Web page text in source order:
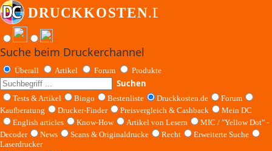
Suche beim Druckerchannel
Überall Artikel Forum Produkte
Suchen
Tests & Artikel Bingo Bestenliste Druckkosten.de
Forum
Kaufberatung
Drucker-Finder Preisvergleich & Cashback
Mein DC
English articles
Know-How Artikel von Lesern
MIC / "Yellow Dot" -
Decoder
News Scans & Originaldrucke Recht
Erweiterte Suche
Laserdrucker